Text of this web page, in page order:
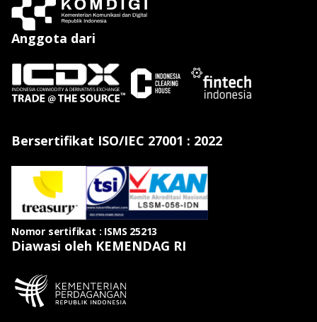
Anggota dari
Bersertifikat ISO/IEC 27001 : 2022
Nomor sertifikat : ISMS 25213
Diawasi oleh KEMENDAG RI